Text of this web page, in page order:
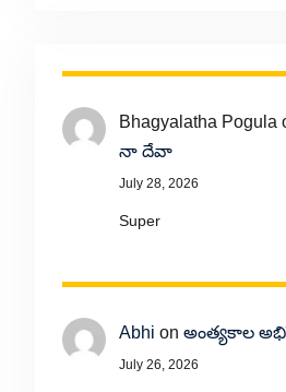
Bhagyalatha Pogula
నా దేవా
July 28, 2026
Super
Abhi on అంత్యకాల
July 26, 2026